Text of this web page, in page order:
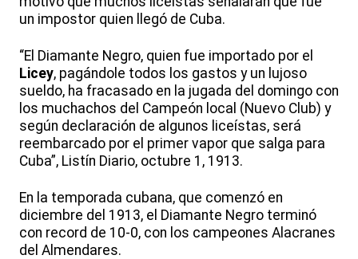
un impostor quien llegó de Cuba.
“El Diamante Negro, quien fue importado por el
Licey, pagándole todos los gastos y un lujoso
sueldo, ha fracasado en la jugada del domingo con
los muchachos del Campeón local (Nuevo Club) y
según declaración de algunos liceístas, será
reembarcado por el primer vapor que salga para
Cuba”, Listín Diario, octubre 1, 1913.
En la temporada cubana, que comenzó en
diciembre del 1913, el Diamante Negro terminó
con record de 10-0, con los campeones Alacranes
del Almendares.